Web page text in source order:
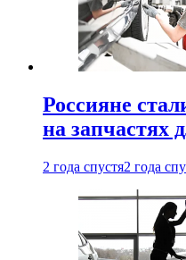
Россияне
на запчастях
2 года спустя2 года